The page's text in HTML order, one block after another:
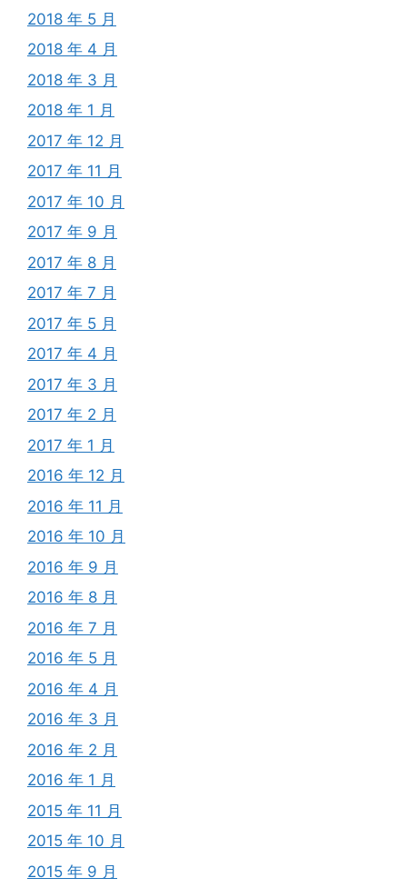
2018 年 5 月
2018 年 4 月
2018 年 3 月
2018 年 1 月
2017 年 12 月
2017 年 11 月
2017 年 10 月
2017 年 9 月
2017 年 8 月
2017 年 7 月
2017 年 5 月
2017 年 4 月
2017 年 3 月
2017 年 2 月
2017 年 1 月
2016 年 12 月
2016 年 11 月
2016 年 10 月
2016 年 9 月
2016 年 8 月
2016 年 7 月
2016 年 5 月
2016 年 4 月
2016 年 3 月
2016 年 2 月
2016 年 1 月
2015 年 11 月
2015 年 10 月
2015 年 9 月